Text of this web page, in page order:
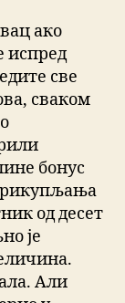
ако
испред
све
сваком
бонус
од десет
је
Али